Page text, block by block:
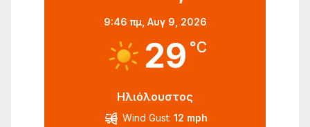
9:46 πμ, Αυγ 9, 2026
29 °C
Ηλιόλουστος
Wind Gust: 12 mph